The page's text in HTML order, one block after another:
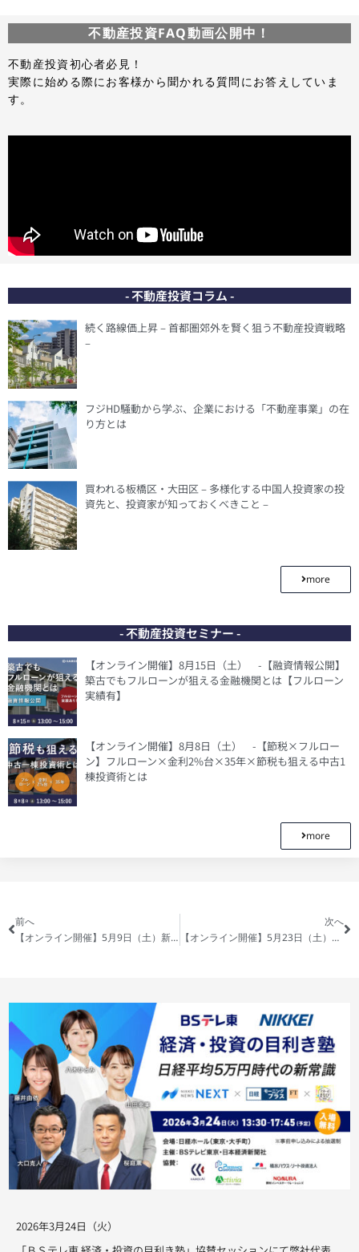
不動産投資FAQ動画公開中！
不動産投資初心者必見！
実際に始める際にお客様から聞かれる質問にお答えしていま
す。
- 不動産投資コラム -
続く路線価上昇 – 首都圏郊外を賢く狙う不動産投資戦略
–
フジHD騒動から学ぶ、企業における「不動産事業」の在
り方とは
買われる板橋区・大田区 – 多様化する中国人投資家の投
資先と、投資家が知っておくべきこと –
more
- 不動産投資セミナー -
【オンライン開催】8月15日（土） -【融資情報公開】
築古でもフルローンが狙える金融機関とは【フルローン
実績有】
【オンライン開催】8月8日（土） -【節税×フルロー
ン】フルローン×金利2%台×35年×節税も狙える中古1
棟投資術とは
more
前へ
【オンライン開催】5月9日（土）新築ワンルームマンション投資を徹底解説！～それでもあなたは買いますか～
次へ
【オンライン開催】5月23日（土）負けない投資手法とは！？区分より一棟！築浅より築古！金融機関を見極める！
2026年3月24日（火）